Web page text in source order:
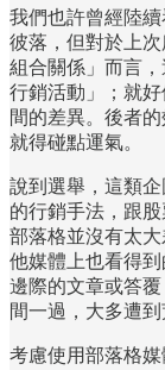
我們也許曾經陸續
彼落，但對於上
組合關係」而言
行銷活動」；就
間的差異。後者
就得碰點運氣。
說到選舉，這類
的行銷手法，跟
部落格並沒有太
他媒體上也看得
邊際的文章或答
間一過，大多遭到
考慮使用部落格